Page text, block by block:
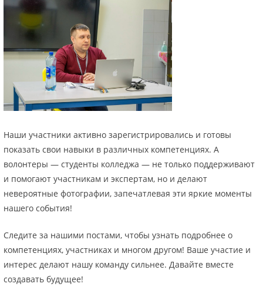
Наши участники активно зарегистрировались и готовы
показать свои навыки в различных компетенциях. А
волонтеры — студенты колледжа — не только поддерживают
и помогают участникам и экспертам, но и делают
невероятные фотографии, запечатлевая эти яркие моменты
нашего события!
Следите за нашими постами, чтобы узнать подробнее о
компетенциях, участниках и многом другом! Ваше участие и
интерес делают нашу команду сильнее. Давайте вместе
создавать будущее!